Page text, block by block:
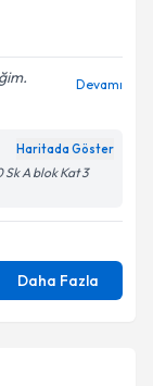
belirtilen
Devamı
Haritada Göster
Sk A blok Kat 3
Daha Fazla